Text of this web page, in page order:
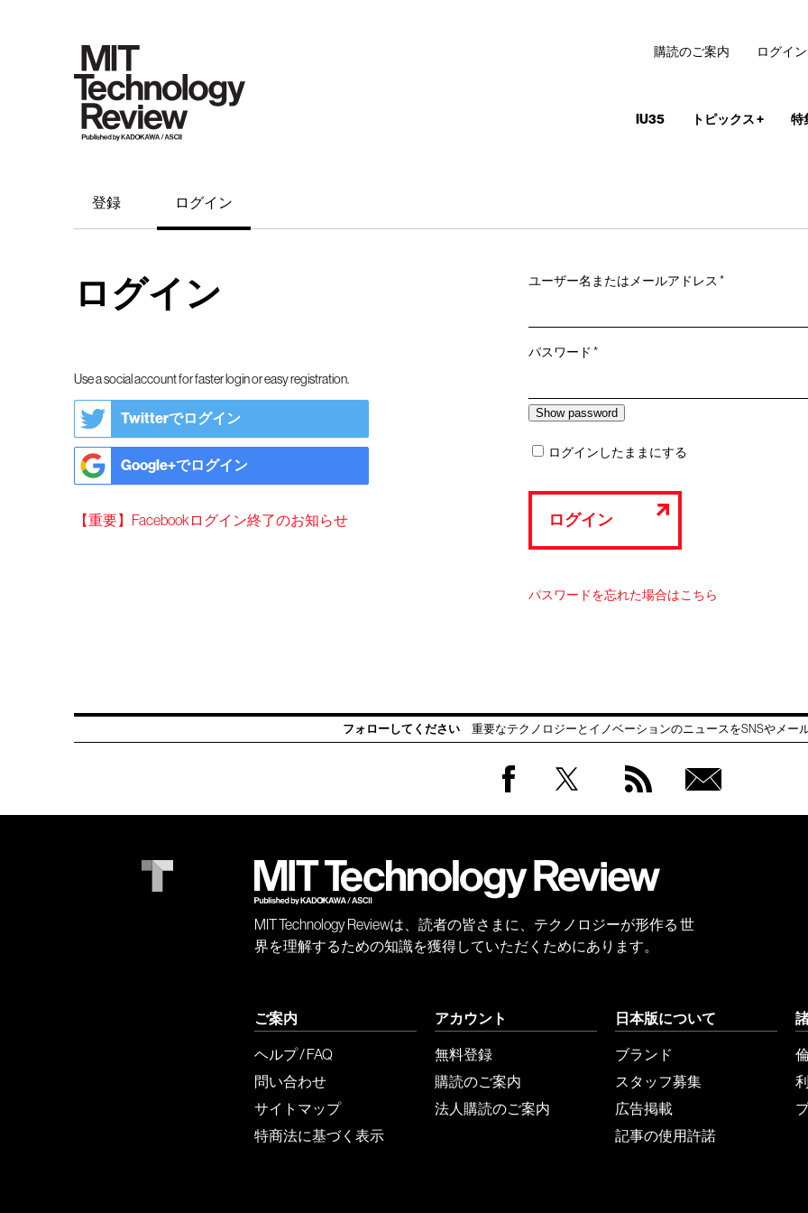
IU35 トピックス+ 特
購読のご案内 ログイン
登録 ログイン
ログイン
Use a social account for faster login or easy registration.
Twitterでログイン
Google+でログイン
【重要】Facebookログイン終了のお知らせ
ユーザー名またはメールアドレス*必
パスワード*必
ログインしたままにする
ログイン
パスワードを忘れた場合はこちら
フォローしてください 重要なテクノロジーとイノベーションのニュースをSNSやメー
会員
MIT Technology Reviewは、読者の皆さまに、テクノロジーが形作る 世
界を理解するための知識を獲得していただくためにあります。
ご案内
ヘルプ / FAQ
問い合わせ
サイトマップ
特商法に基づく表示
アカウント
無料登録
購読のご案内
法人購読のご案内
日本版について
ブランド
スタッフ募集
広告掲載
記事の使用許諾